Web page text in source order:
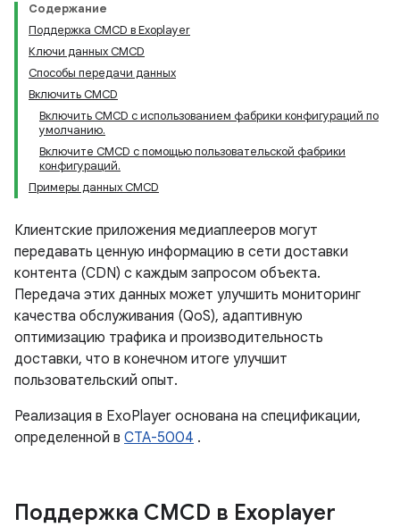
Содержание
Поддержка CMCD в Exoplayer
Ключи данных CMCD
Способы передачи данных
Включить CMCD
Включить CMCD с использованием фабрики конфигураций по
умолчанию.
Включите CMCD с помощью пользовательской фабрики
конфигураций.
Примеры данных CMCD
Клиентские приложения медиаплееров могут
передавать ценную информацию в сети доставки
контента (CDN) с каждым запросом объекта.
Передача этих данных может улучшить мониторинг
качества обслуживания (QoS), адаптивную
оптимизацию трафика и производительность
доставки, что в конечном итоге улучшит
пользовательский опыт.
Реализация в ExoPlayer основана на спецификации,
определенной в CTA-5004 .
Поддержка CMCD в Exoplayer